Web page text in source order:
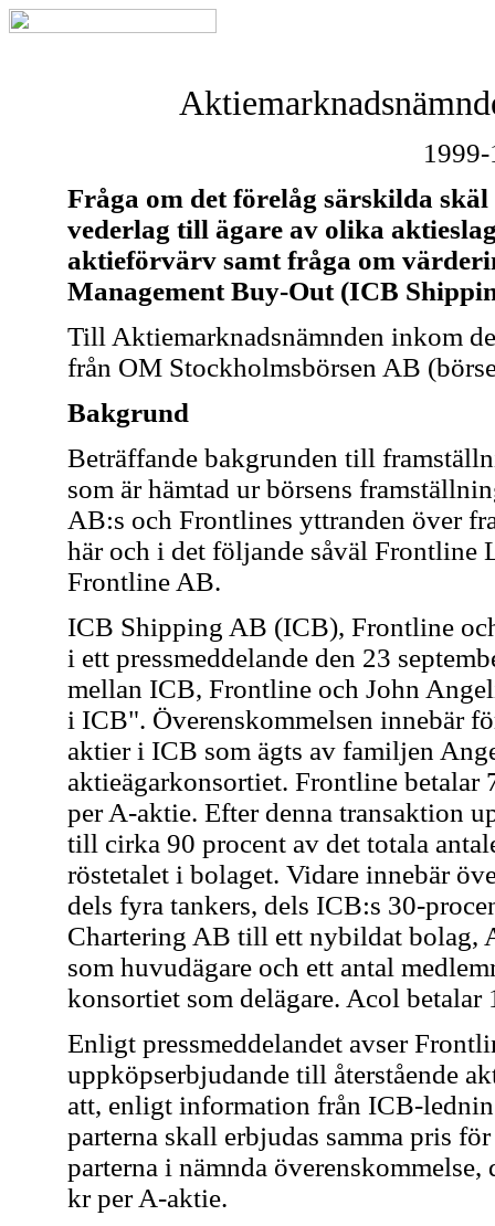
Fråga om det förelåg särskilda
vederlag till ägare av olika
aktieförvärv samt fråga om
Management Buy-Out (ICB
Till Aktiemarknadsnämnden inkom
från OM Stockholmsbörsen AB
Bakgrund
Beträffande bakgrunden till
som är hämtad ur börsens
AB:s och Frontlines yttranden över
här och i det följande såväl Frontline
Frontline AB.
ICB Shipping AB (ICB), Frontline
i ett pressmeddelande den 23
mellan ICB, Frontline och John
i ICB". Överenskommelsen innebär
aktier i ICB som ägts av familjen
aktieägarkonsortiet. Frontline
per A-aktie. Efter denna transaktion
till cirka 90 procent av det totala
röstetalet i bolaget. Vidare innebär
dels fyra tankers, dels ICB:s 30-
Chartering AB till ett nybildat bolag,
som huvudägare och ett antal
konsortiet som delägare. Acol
Enligt pressmeddelandet avser
uppköpserbjudande till återstående
att, enligt information från ICB-
parterna skall erbjudas samma pris
parterna i nämnda
kr per A-aktie.